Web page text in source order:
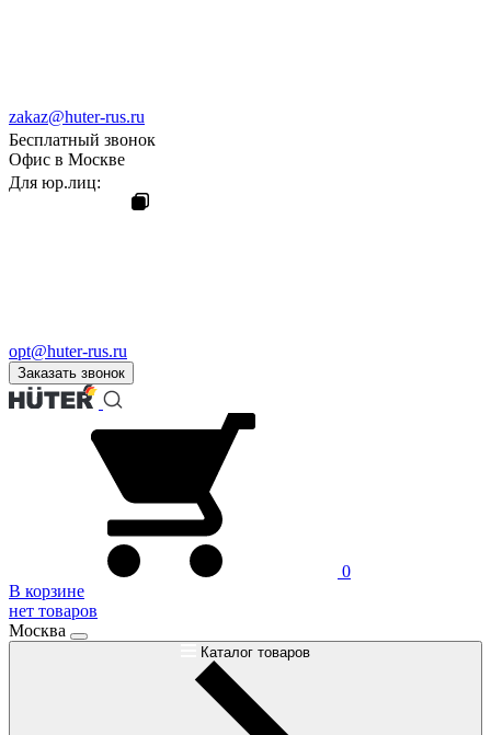
zakaz@huter-rus.ru
Бесплатный звонок
Офис в Москве
Для юр.лиц:
opt@huter-rus.ru
Заказать звонок
0
В корзине
нет товаров
Москва
Каталог товаров